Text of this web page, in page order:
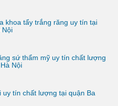
khoa tẩy trắng răng uy tín tại
Nội
sứ thẩm mỹ uy tín chất lượng
Nội
uy tín chất lượng tại quận Ba